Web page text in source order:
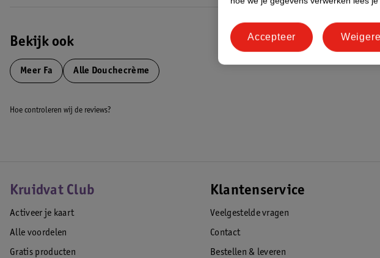
Bekijk ook
Meer Fa Alle Douchecrème
Hoe controleren wij de reviews?
Kruidvat Club
Activeer je kaart
Alle voordelen
Gratis producten
Klantenservice
Veelgestelde vragen
Contact
Bestellen & leveren
Accepteer